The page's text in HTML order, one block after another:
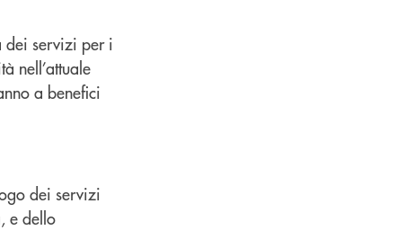
dei servizi per i
nell’attuale
a benefici
dei servizi
e dello